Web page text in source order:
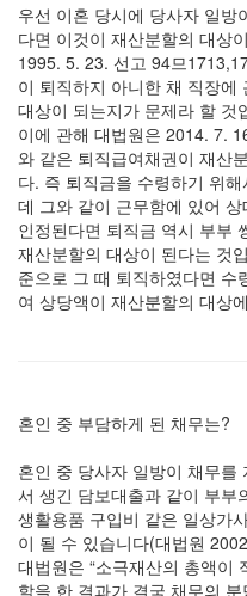
우선 이혼 당시에 당사자 일방
다면 이것이 재산분할의 대상
1995. 5. 23. 선고 94므
이 퇴직하지 아니한 채 직장에
대상이 되는지가 문제라 할 것
이에 관해 대법원은 2014. 7.
와 같은 퇴직급여채권이 재산
다. 즉 퇴직금을 수령하기 위
데 그와 같이 근무함에 있어
인정된다면 퇴직금 역시 부부
재산분할의 대상이 된다는 것
준으로 그 때 퇴직하였다면 수
여 상당액이 재산분할의 대상
혼인 중 부담하게 된 채무는?
혼인 중 당사자 일방이 채무를
서 생긴 담보대출과 같이 부부
생활용품 구입비 같은 일상가
이 될 수 있습니다(대법원
대법원은 “소극재산의 총액이
할을 한 결과가 결국 채무의